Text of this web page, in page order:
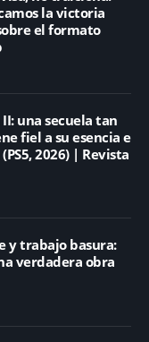
la victoria
el formato
una secuela tan
fiel a su esencia e
2026) | Revista
y trabajo basura:
verdadera obra